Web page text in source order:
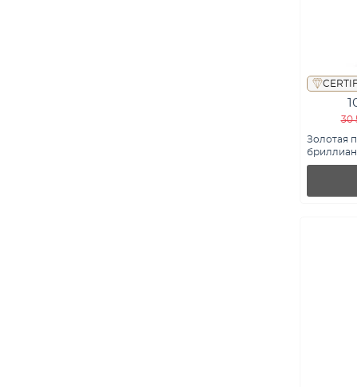
30
Золотая